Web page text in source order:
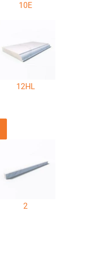
10E
12HL
2